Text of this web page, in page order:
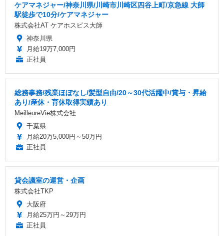
ケアマネジャー/神奈川県/川崎市川崎区四谷上町/京急線 大師
駅徒歩で10分/ケアマネジャー
株式会社AT ケアホスピス大師
神奈川県
月給19万7,000円
正社員
総務事務/残業ほぼなし/髪型自由/20～30代活躍中/賞与・昇給
あり/産休・育休取得実績あり
MeilleureVie株式会社
千葉県
月給20万5,000円～50万円
正社員
貸会議室の運営・企画
株式会社TKP
大阪府
月給25万円～29万円
正社員